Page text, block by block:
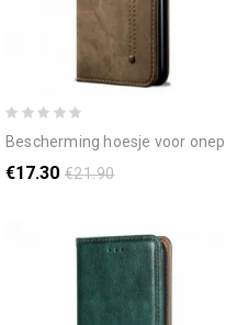
bescherming hoesje voor oneplus 9 pro folio-hoesje imitatieleren jeanstextuur
€17.30 €21.90